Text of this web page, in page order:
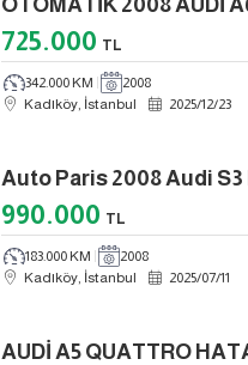
725.000 TL
342.000 KM
2008
Kadıköy, İstanbul
2025/12/23
Auto Paris 2008 Audi
990.000 TL
183.000 KM
2008
Kadıköy, İstanbul
2025/07/11
AUDİ A5 QUATTRO